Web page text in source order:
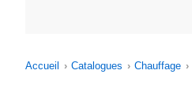
Accueil Catalogues Chauffage